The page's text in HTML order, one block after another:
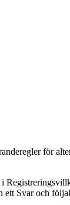
för
Svar och